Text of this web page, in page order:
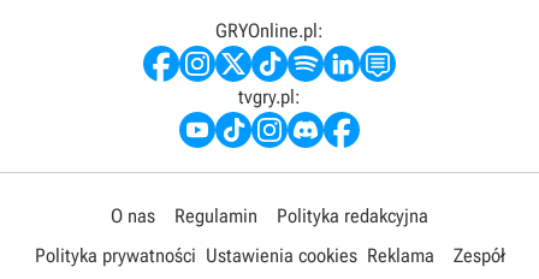
GRYOnline.pl:
tvgry.pl:
O nas Regulamin
Polityka redakcyjna
Polityka prywatności Ustawienia cookies Reklama Zespół